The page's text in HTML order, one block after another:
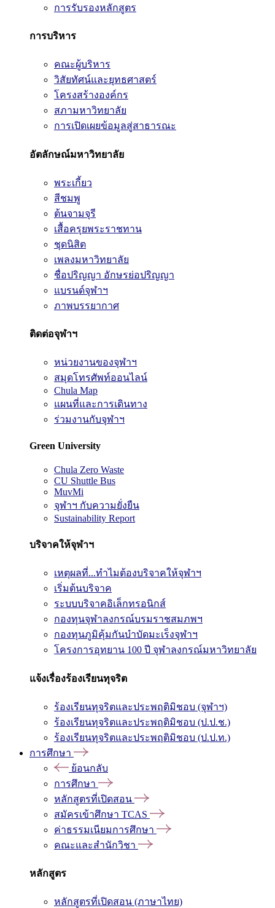
การรับรองหลักสูตร
การบริหาร
คณะผู้บริหาร
วิสัยทัศน์และยุทธศาสตร์
โครงสร้างองค์กร
สภามหาวิทยาลัย
การเปิดเผยข้อมูลสู่สาธารณะ
อัตลักษณ์มหาวิทยาลัย
พระเกี้ยว
สีชมพู
ต้นจามจุรี
เสื้อครุยพระราชทาน
ชุดนิสิต
เพลงมหาวิทยาลัย
ชื่อปริญญา อักษรย่อปริญญา
แบรนด์จุฬาฯ
ภาพบรรยากาศ
ติดต่อจุฬาฯ
หน่วยงานของจุฬาฯ
สมุดโทรศัพท์ออนไลน์
Chula Map
แผนที่และการเดินทาง
ร่วมงานกับจุฬาฯ
Green University
Chula Zero Waste
CU Shuttle Bus
MuvMi
จุฬาฯ กับความยั่งยืน
Sustainability Report
บริจาคให้จุฬาฯ
เหตุผลที่...ทำไมต้องบริจาคให้จุฬาฯ
เริ่มต้นบริจาค
ระบบบริจาคอิเล็กทรอนิกส์
กองทุนจุฬาลงกรณ์บรมราชสมภพฯ
กองทุนภูมิคุ้มกันบำบัดมะเร็งจุฬาฯ
โครงการอุทยาน 100 ปี จุฬาลงกรณ์มหาวิทยาลัย
แจ้งเรื่องร้องเรียนทุจริต
ร้องเรียนทุจริตและประพฤติมิชอบ (จุฬาฯ)
ร้องเรียนทุจริตและประพฤติมิชอบ (ป.ป.ช.)
ร้องเรียนทุจริตและประพฤติมิชอบ (ป.ป.ท.)
การศึกษา
ย้อนกลับ
การศึกษา
หลักสูตรที่เปิดสอน
สมัครเข้าศึกษา TCAS
ค่าธรรมเนียมการศึกษา
คณะและสำนักวิชา
หลักสูตร
หลักสูตรที่เปิดสอน (ภาษาไทย)